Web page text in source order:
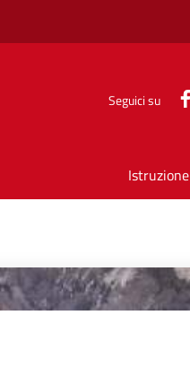
Seguici su
Istruzione